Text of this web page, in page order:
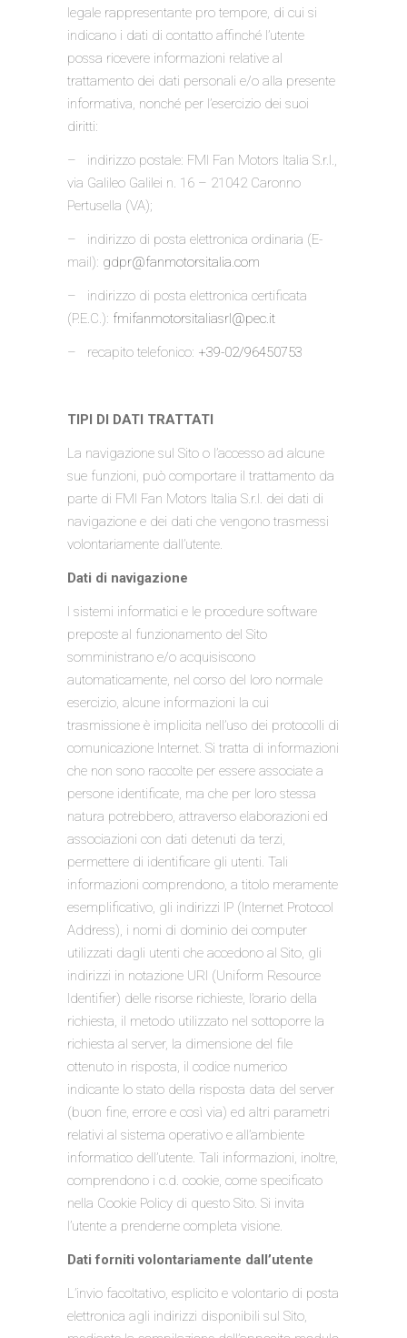
legale rappresentante pro tempore, di cui si
indicano i dati di contatto affinché l’utente
possa ricevere informazioni relative al
trattamento dei dati personali e/o alla presente
informativa, nonché per l’esercizio dei suoi
diritti:
– indirizzo postale: FMI Fan Motors Italia S.r.l.,
via Galileo Galilei n. 16 – 21042 Caronno
Pertusella (VA);
– indirizzo di posta elettronica ordinaria (E-
mail): gdpr@fanmotorsitalia.com
– indirizzo di posta elettronica certificata
(P.E.C.): fmifanmotorsitaliasrl@pec.it
– recapito telefonico: +39-02/96450753
TIPI DI DATI TRATTATI
La navigazione sul Sito o l’accesso ad alcune
sue funzioni, può comportare il trattamento da
parte di FMI Fan Motors Italia S.r.l. dei dati di
navigazione e dei dati che vengono trasmessi
volontariamente dall’utente.
Dati di navigazione
I sistemi informatici e le procedure software
preposte al funzionamento del Sito
somministrano e/o acquisiscono
automaticamente, nel corso del loro normale
esercizio, alcune informazioni la cui
trasmissione è implicita nell’uso dei protocolli di
comunicazione Internet. Si tratta di informazioni
che non sono raccolte per essere associate a
persone identificate, ma che per loro stessa
natura potrebbero, attraverso elaborazioni ed
associazioni con dati detenuti da terzi,
permettere di identificare gli utenti. Tali
informazioni comprendono, a titolo meramente
esemplificativo, gli indirizzi IP (Internet Protocol
Address), i nomi di dominio dei computer
utilizzati dagli utenti che accedono al Sito, gli
indirizzi in notazione URI (Uniform Resource
Identifier) delle risorse richieste, l’orario della
richiesta, il metodo utilizzato nel sottoporre la
richiesta al server, la dimensione del file
ottenuto in risposta, il codice numerico
indicante lo stato della risposta data del server
(buon fine, errore e così via) ed altri parametri
relativi al sistema operativo e all’ambiente
informatico dell’utente. Tali informazioni, inoltre,
comprendono i c.d. cookie, come specificato
nella Cookie Policy di questo Sito. Si invita
l’utente a prenderne completa visione.
Dati forniti volontariamente dall’utente
L’invio facoltativo, esplicito e volontario di posta
elettronica agli indirizzi disponibili sul Sito,